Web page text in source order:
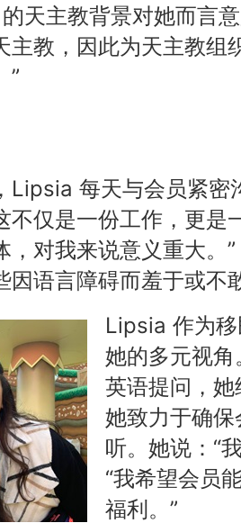
天主教背景对她而言
主教，因此为天主教组
”
Lipsia 每天与会员紧密
不仅是一份工作，更是
，对我来说意义重大。
因语言障碍而羞于或不
Lipsia 作为
她的多元视
英语提问，
她致力于确
听。她说：“
“我希望会员
福利。”